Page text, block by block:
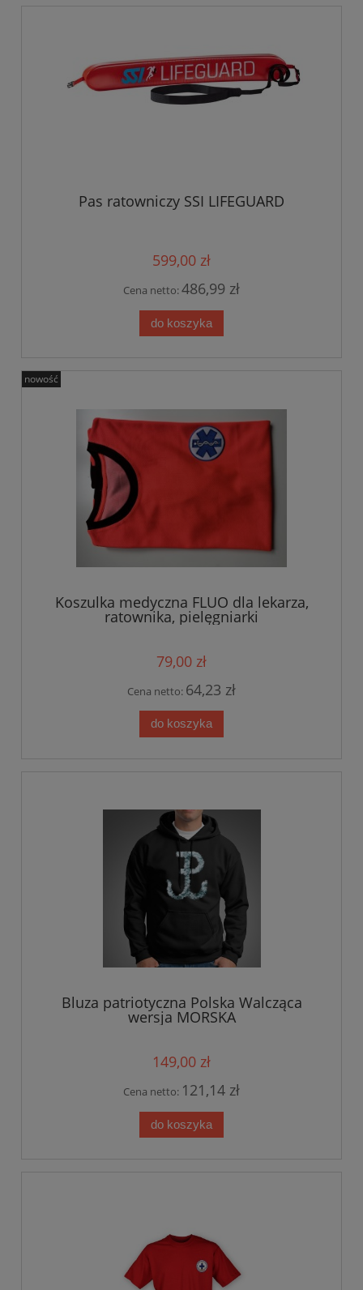
Pas ratowniczy SSI LIFEGUARD
599,00 zł
Cena netto:486,99 zł
do koszyka
Koszulka medyczna FLUO dla lekarza,
ratownika, pielęgniarki
79,00 zł
Cena netto: 64,23 zł
do koszyka
nowość
Bluza patriotyczna Polska Walcząca
wersja MORSKA
149,00 zł
Cena netto: 121,14 zł
do koszyka